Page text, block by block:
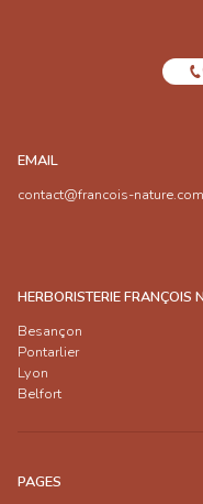
EMAIL
contact@francois-nature.com
HERBORISTERIE FRANÇOIS
Besançon
Pontarlier
Lyon
Belfort
PAGES